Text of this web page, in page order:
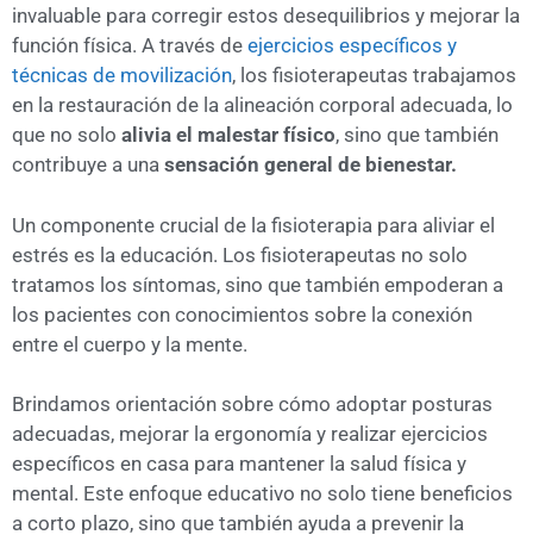
invaluable para corregir estos desequilibrios y mejorar la
función física. A través de ejercicios específicos y
técnicas de movilización, los fisioterapeutas trabajamos
en la restauración de la alineación corporal adecuada, lo
que no solo alivia el malestar físico, sino que también
contribuye a una sensación general de bienestar.
Un componente crucial de la fisioterapia para aliviar el
estrés es la educación. Los fisioterapeutas no solo
tratamos los síntomas, sino que también empoderan a
los pacientes con conocimientos sobre la conexión
entre el cuerpo y la mente.
Brindamos orientación sobre cómo adoptar posturas
adecuadas, mejorar la ergonomía y realizar ejercicios
específicos en casa para mantener la salud física y
mental. Este enfoque educativo no solo tiene beneficios
a corto plazo, sino que también ayuda a prevenir la